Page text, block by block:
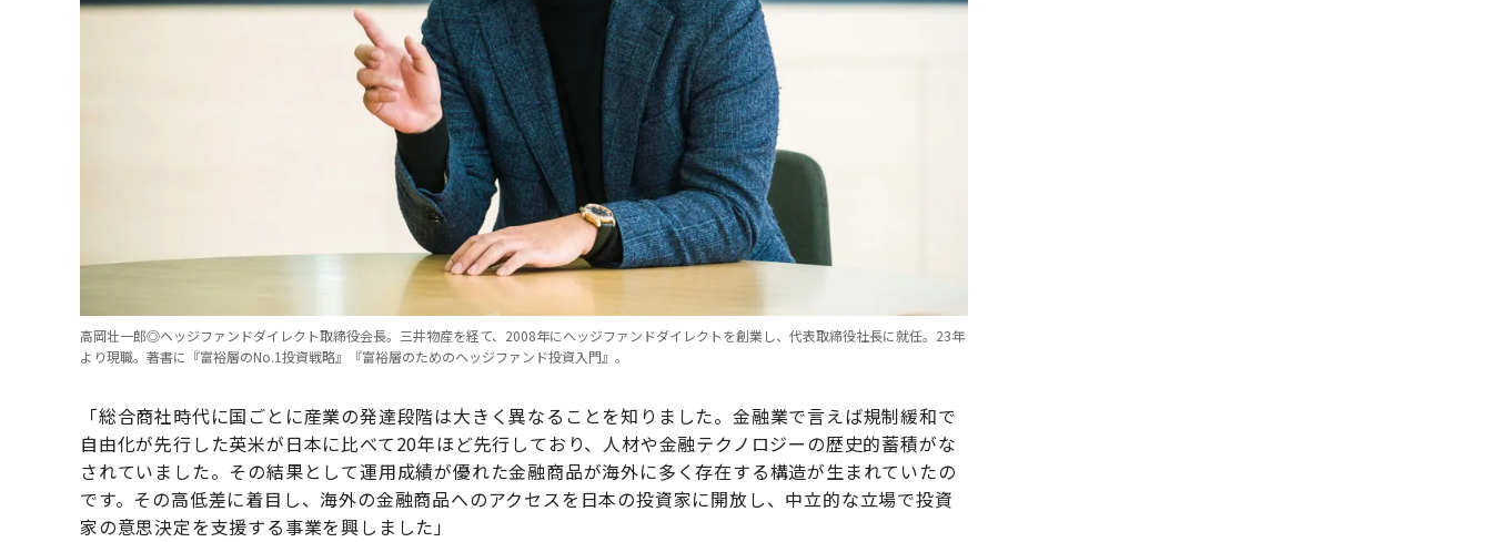
高岡壮一郎◎ヘッジファンドダイレクト取締役会長。三井物産を経て、2008年にヘッジファンドダイレクトを創業し、代表取締役社長に就任。23年
より現職。著書に『富裕層のNo.1投資戦略』『富裕層のためのヘッジファンド投資入門』。
「総合商社時代に国ごとに産業の発達段階は大きく異なることを知りました。金融業で言えば規制緩和で
自由化が先行した英米が日本に比べて20年ほど先行しており、人材や金融テクノロジーの歴史的蓄積がな
されていました。その結果として運用成績が優れた金融商品が海外に多く存在する構造が生まれていたの
です。その高低差に着目し、海外の金融商品へのアクセスを日本の投資家に開放し、中立的な立場で投資
家の意思決定を支援する事業を興しました」